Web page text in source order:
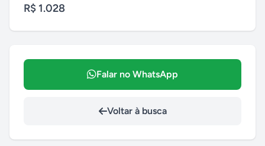
R$ 1.028
Falar no WhatsApp
Voltar à busca